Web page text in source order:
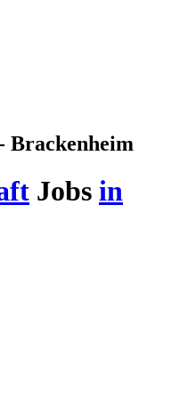
Brackenheim
Jobs in